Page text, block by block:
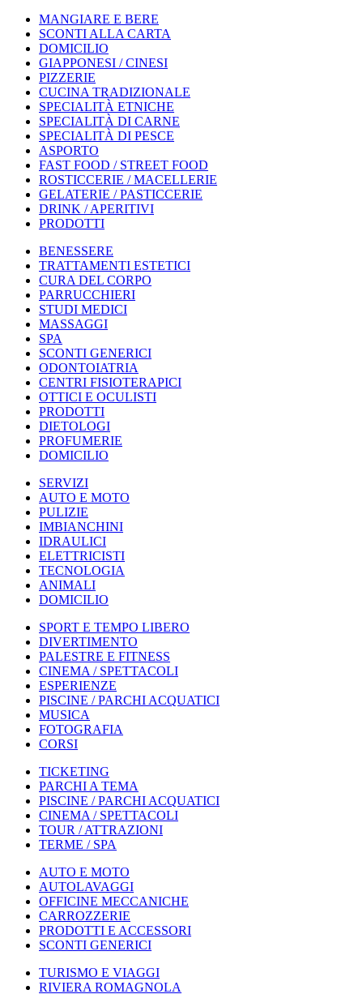
MANGIARE E BERE
SCONTI ALLA CARTA
DOMICILIO
GIAPPONESI / CINESI
PIZZERIE
CUCINA TRADIZIONALE
SPECIALITÀ ETNICHE
SPECIALITÀ DI CARNE
SPECIALITÀ DI PESCE
ASPORTO
FAST FOOD / STREET FOOD
ROSTICCERIE / MACELLERIE
GELATERIE / PASTICCERIE
DRINK / APERITIVI
PRODOTTI
BENESSERE
TRATTAMENTI ESTETICI
CURA DEL CORPO
PARRUCCHIERI
STUDI MEDICI
MASSAGGI
SPA
SCONTI GENERICI
ODONTOIATRIA
CENTRI FISIOTERAPICI
OTTICI E OCULISTI
PRODOTTI
DIETOLOGI
PROFUMERIE
DOMICILIO
SERVIZI
AUTO E MOTO
PULIZIE
IMBIANCHINI
IDRAULICI
ELETTRICISTI
TECNOLOGIA
ANIMALI
DOMICILIO
SPORT E TEMPO LIBERO
DIVERTIMENTO
PALESTRE E FITNESS
CINEMA / SPETTACOLI
ESPERIENZE
PISCINE / PARCHI ACQUATICI
MUSICA
FOTOGRAFIA
CORSI
TICKETING
PARCHI A TEMA
PISCINE / PARCHI ACQUATICI
CINEMA / SPETTACOLI
TOUR / ATTRAZIONI
TERME / SPA
AUTO E MOTO
AUTOLAVAGGI
OFFICINE MECCANICHE
CARROZZERIE
PRODOTTI E ACCESSORI
SCONTI GENERICI
TURISMO E VIAGGI
RIVIERA ROMAGNOLA